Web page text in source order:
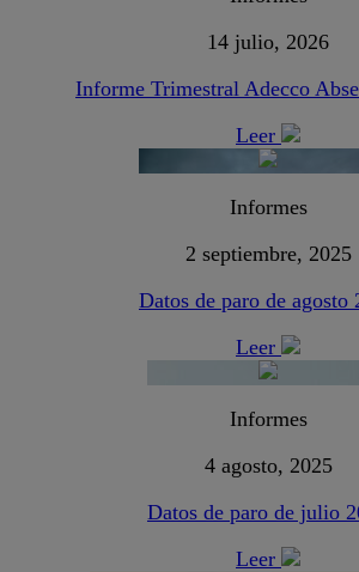
14 julio, 2026
Informe Trimestral Adecco
Leer
Informes
2 septiembre, 2025
Datos de paro de agosto
Leer
Informes
4 agosto, 2025
Datos de paro de julio
Leer